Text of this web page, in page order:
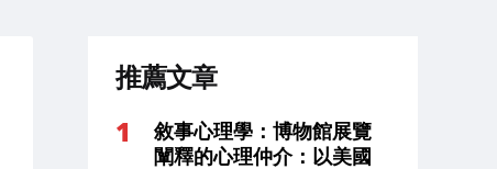
推薦文章
敘事心理學：博物館展覽
闡釋的心理仲介：以美國